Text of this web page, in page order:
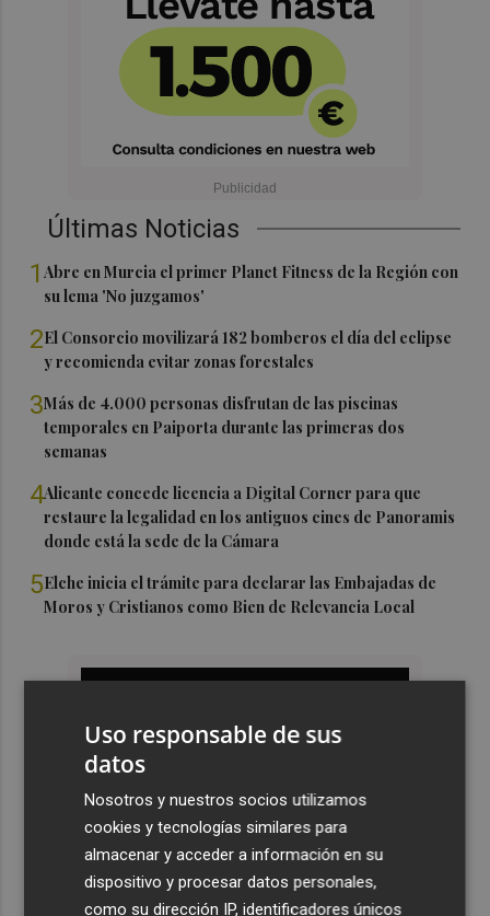
Últimas Noticias
1Abre en Murcia el primer Planet Fitness de la Región con
su lema 'No juzgamos'
2El Consorcio movilizará 182 bomberos el día del eclipse
y recomienda evitar zonas forestales
3Más de 4.000 personas disfrutan de las piscinas
temporales en Paiporta durante las primeras dos
semanas
4Alicante concede licencia a Digital Corner para que
restaure la legalidad en los antiguos cines de Panoramis
donde está la sede de la Cámara
5Elche inicia el trámite para declarar las Embajadas de
Moros y Cristianos como Bien de Relevancia Local
Uso responsable de sus
datos
Nosotros y nuestros socios utilizamos
cookies y tecnologías similares para
almacenar y acceder a información en su
dispositivo y procesar datos personales,
como su dirección IP, identificadores únicos